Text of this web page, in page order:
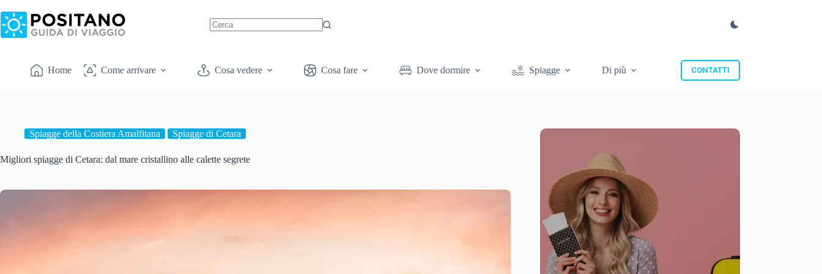
al
contenuto
Home Come arrivare Cosa vedere Cosa fare Dove dormire Spiagge Di più CONTATTI
Spiagge della Costiera Amalfitana Spiagge di Cetara
Migliori spiagge di Cetara: dal mare cristallino alle calette segrete